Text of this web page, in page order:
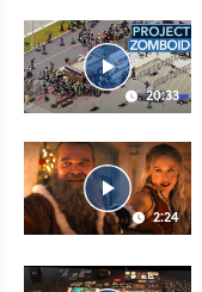
20:33
2:24